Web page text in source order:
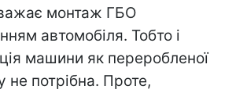
монтаж ГБО
автомобіля. Тобто і
машини як переробленої
не потрібна. Проте,